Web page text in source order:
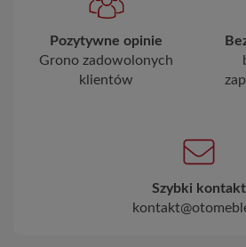
Pozytywne opinie
Grono zadowolonych
klientów
Szybki kontakt